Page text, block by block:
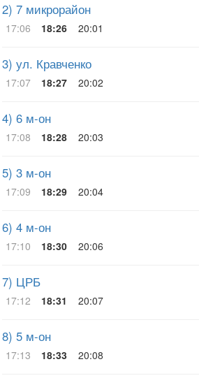
2) 7 микрорайон
17:06 18:26 20:01
3) ул. Кравченко
17:07 18:27 20:02
4) 6 м-он
17:08 18:28 20:03
5) 3 м-он
17:09 18:29 20:04
6) 4 м-он
17:10 18:30 20:06
7) ЦРБ
17:12 18:31 20:07
8) 5 м-он
17:13 18:33 20:08